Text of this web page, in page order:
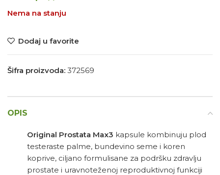
Nema na stanju
Dodaj u favorite
Šifra proizvoda: 372569
OPIS
Original Prostata Max3 kapsule kombinuju plod
testeraste palme, bundevino seme i koren
koprive, ciljano formulisane za podršku zdravlju
prostate i uravnoteženoj reproduktivnoj funkciji